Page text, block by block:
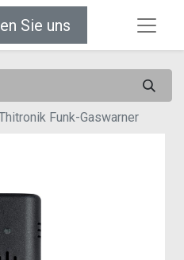
Sie uns
Funk-Gaswarner